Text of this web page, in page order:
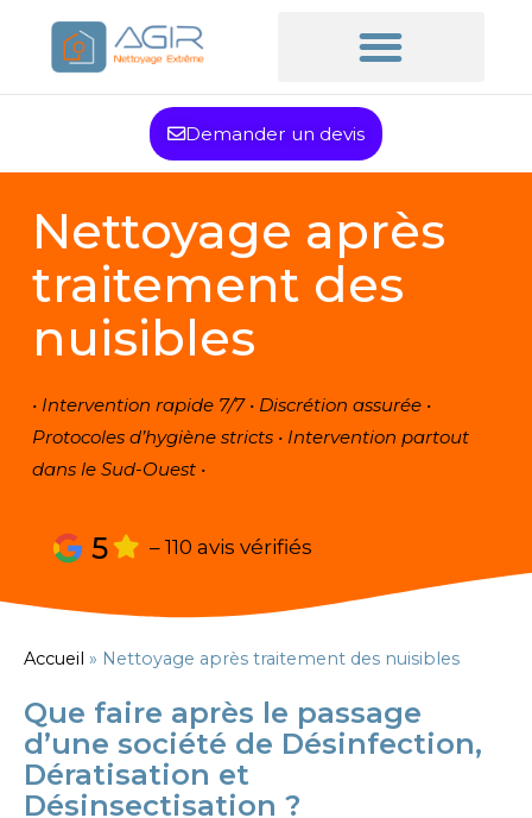
Demander un devis
Nettoyage après
traitement des
nuisibles
• Intervention rapide 7/7 • Discrétion assurée •
Protocoles d’hygiène stricts • Intervention partout
dans le Sud-Ouest •
5 – 110 avis vérifiés
Accueil » Nettoyage après traitement des nuisibles
Que faire après le passage
d’une société de Désinfection,
Dératisation et
Désinsectisation ?